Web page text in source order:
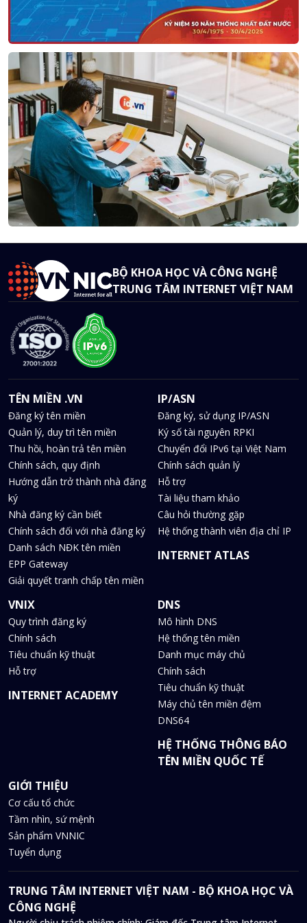
BỘ KHOA HỌC VÀ CÔNG NGHỆ
TRUNG TÂM INTERNET VIỆT NAM
TÊN MIỀN .VN
Đăng ký tên miền
Quản lý, duy trì tên miền
Thu hồi, hoàn trả tên miền
Chính sách, quy định
Hướng dẫn trở thành nhà đăng
ký
Nhà đăng ký cần biết
Chính sách đối với nhà đăng ký
Danh sách NĐK tên miền
EPP Gateway
Giải quyết tranh chấp tên miền
IP/ASN
Đăng ký, sử dụng IP/ASN
Ký số tài nguyên RPKI
Chuyển đổi IPv6 tại Việt Nam
Chính sách quản lý
Hỗ trợ
Tài liệu tham khảo
Câu hỏi thường gặp
Hệ thống thành viên địa chỉ IP
INTERNET ATLAS
VNIX
Quy trình đăng ký
Chính sách
Tiêu chuẩn kỹ thuật
Hỗ trợ
INTERNET ACADEMY
DNS
Mô hình DNS
Hệ thống tên miền
Danh mục máy chủ
Chính sách
Tiêu chuẩn kỹ thuật
Máy chủ tên miền đệm
DNS64
HỆ THỐNG THÔNG BÁO
TÊN MIỀN QUỐC TẾ
GIỚI THIỆU
Cơ cấu tổ chức
Tầm nhìn, sứ mệnh
Sản phẩm VNNIC
Tuyển dụng
TRUNG TÂM INTERNET VIỆT NAM - BỘ KHOA HỌC VÀ
CÔNG NGHỆ